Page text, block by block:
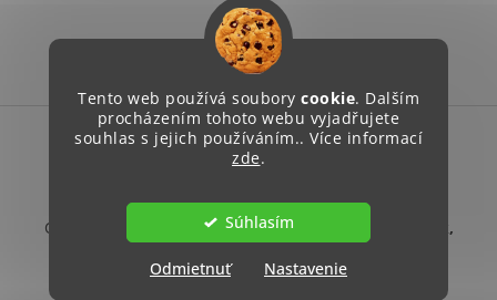
Tento web používá soubory cookie. Dalším
procházením tohoto webu vyjadřujete
souhlas s jejich používáním.. Více informací
zde.
Súhlasím
Nastavenie
Odmietnuť
Vytvoril Shoptet
Copyright 2026
Unie neslyšících Brno, sociální podnik,
s.r.o.. Všetky práva vyhradené.